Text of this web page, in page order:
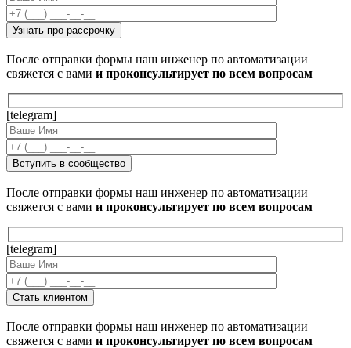
После отправки формы наш инженер по автоматизации
свяжется с вами и проконсультирует по всем вопросам
[telegram]
После отправки формы наш инженер по автоматизации
свяжется с вами и проконсультирует по всем вопросам
[telegram]
После отправки формы наш инженер по автоматизации
свяжется с вами и проконсультирует по всем вопросам